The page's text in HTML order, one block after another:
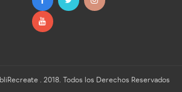
. 2018. Todos los Derechos Reservados